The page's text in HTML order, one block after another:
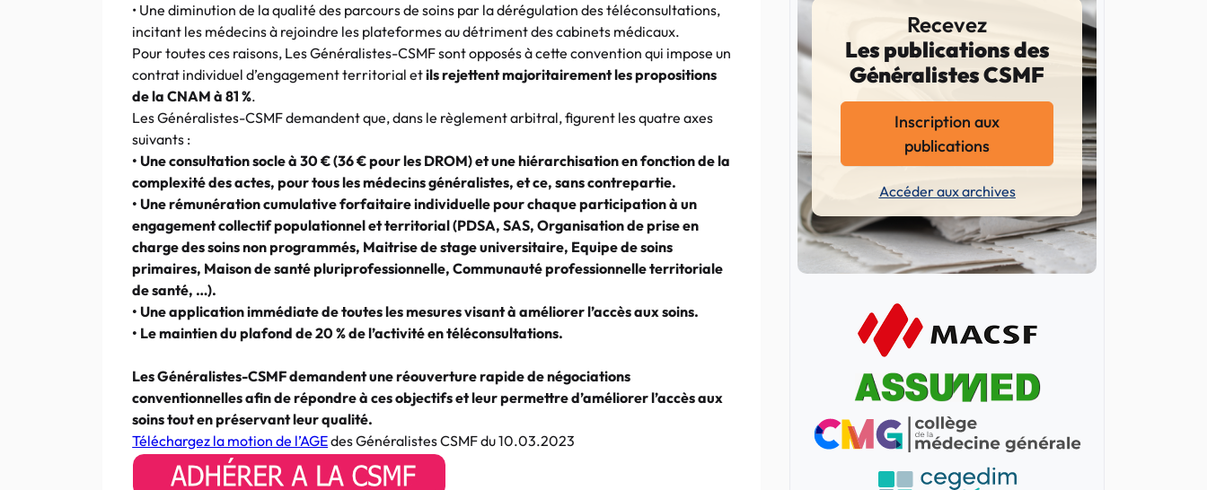
• Une diminution de la qualité des parcours de soins par la dérégulation des téléconsultations,
incitant les médecins à rejoindre les plateformes au détriment des cabinets médicaux.
Pour toutes ces raisons, Les Généralistes-CSMF sont opposés à cette convention qui impose un
contrat individuel d’engagement territorial etils rejettent majoritairement les propositions
de la CNAM à 81 %.
Les Généralistes-CSMF demandent que, dans le règlement arbitral, figurent les quatre axes
suivants :
• Une consultation socle à 30 € (36 € pour les DROM) et une hiérarchisation en fonction de la
complexité des actes, pour tous les médecins généralistes, et ce, sans contrepartie.
• Une rémunération cumulative forfaitaire individuelle pour chaque participation à un
engagement collectif populationnel et territorial (PDSA, SAS, Organisation de prise en
charge des soins non programmés, Maitrise de stage universitaire, Equipe de soins
primaires, Maison de santé pluriprofessionnelle, Communauté professionnelle territoriale
de santé, …).
• Une application immédiate de toutes les mesures visant à améliorer l’accès aux soins.
• Le maintien du plafond de 20 % de l’activité en téléconsultations.
Les Généralistes-CSMF demandent une réouverture rapide de négociations
conventionnelles afin de répondre à ces objectifs et leur permettre d’améliorer l’accès aux
soins tout en préservant leur qualité.
Téléchargez la motion de l’AGEdes Généralistes CSMF du 10.03.2023
Recevez
Les publications des
Généralistes CSMF
Inscription aux
publications
Accéder aux archives